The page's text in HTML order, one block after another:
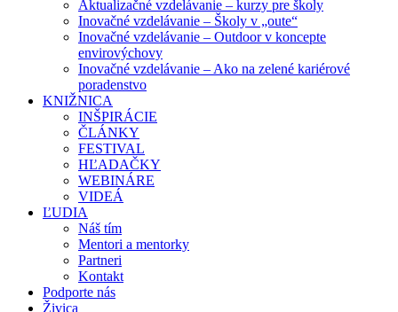
Aktualizačné vzdelávanie – kurzy pre školy
Inovačné vzdelávanie – Školy v „oute“
Inovačné vzdelávanie – Outdoor v koncepte
envirovýchovy
Inovačné vzdelávanie – Ako na zelené kariérové
poradenstvo
KNIŽNICA
INŠPIRÁCIE
ČLÁNKY
FESTIVAL
HĽADAČKY
WEBINÁRE
VIDEÁ
ĽUDIA
Náš tím
Mentori a mentorky
Partneri
Kontakt
Podporte nás
Živica